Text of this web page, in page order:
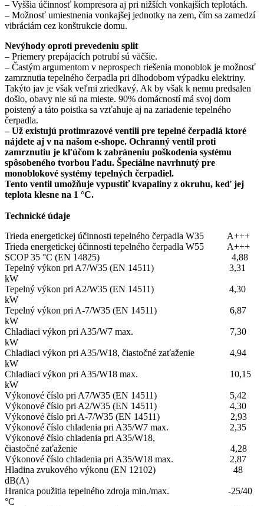
– Vyššia účinnosť kompresora aj pri nižších vonkajších teplotách.
– Možnosť umiestnenia vonkajšej jednotky na zem, čím sa zamedzí
vibráciám cez konštrukcie domu.
Nevýhody oproti prevedeniu split
– Priemery prepájacích potrubí sú väčšie.
– Častým argumentom v neprospech riešenia monoblok je možnosť
zamrznutia tepelného čerpadla pri dlhodobom výpadku elektriny.
Takýto jav je však veľmi zriedkavý. Ak by však k nemu predsalen
došlo, obavy nie sú na mieste. 90% domácností má svoj dom
poistený a táto poistka sa vzťahuje aj na zariadenie tepelného
čerpadla.
– Už existujú protimrazové ventili pre tepelné čerpadlá ktoré
nájdete aj v na našom e-shope. Ochranný ventil proti
zamrznutiu je kľúčom k zabráneniu poškodenia systému
spôsobeného tvorbou ľadu. Špeciálne navrhnutý pre
monoblokové systémy tepelných čerpadiel.
Tento ventil umožňuje vypustiť kvapaliny z okruhu, keď jej
teplota klesne na 1 °C.
Technické údaje
Trieda energetickej účinnosti tepelného čerpadla W35 A+++
Trieda energetickej účinnosti tepelného čerpadla W55 A+++
SCOP 35 °C (EN 14825) 4,88
Tepelný výkon pri A7/W35 (EN 14511) 3,31
kW
Tepelný výkon pri A2/W35 (EN 14511) 4,30
kW
Tepelný výkon pri A-7/W35 (EN 14511) 6,87
kW
Chladiaci výkon pri A35/W7 max. 7,30
kW
Chladiaci výkon pri A35/W18, čiastočné zaťaženie 4,94
kW
Chladiaci výkon pri A35/W18 max. 10,15
kW
Výkonové číslo pri A7/W35 (EN 14511) 5,42
Výkonové číslo pri A2/W35 (EN 14511) 4,30
Výkonové číslo pri A-7/W35 (EN 14511) 2,93
Výkonové číslo chladenia pri A35/W7 max. 2,35
Výkonové číslo chladenia pri A35/W18,
čiastočné zaťaženie 4,28
Výkonové číslo chladenia pri A35/W18 max. 2,87
Hladina zvukového výkonu (EN 12102) 48
dB(A)
Hranica použitia tepelného zdroja min./max. -25/40
°C